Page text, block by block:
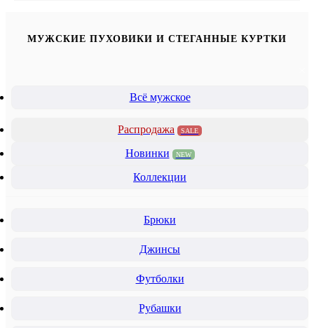
МУЖСКИЕ ПУХОВИКИ И СТЕГАННЫЕ КУРТКИ
Всё мужское
Распродажа SALE
Новинки NEW
Коллекции
Брюки
Джинсы
Футболки
Рубашки